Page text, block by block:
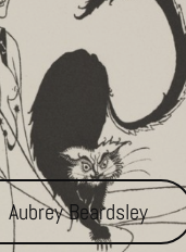
Aubrey Beardsley